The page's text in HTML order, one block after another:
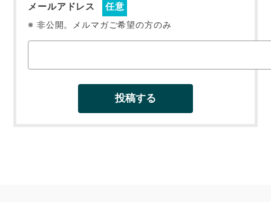
メールアドレス 任意
※ 非公開。メルマガご希望の方のみ